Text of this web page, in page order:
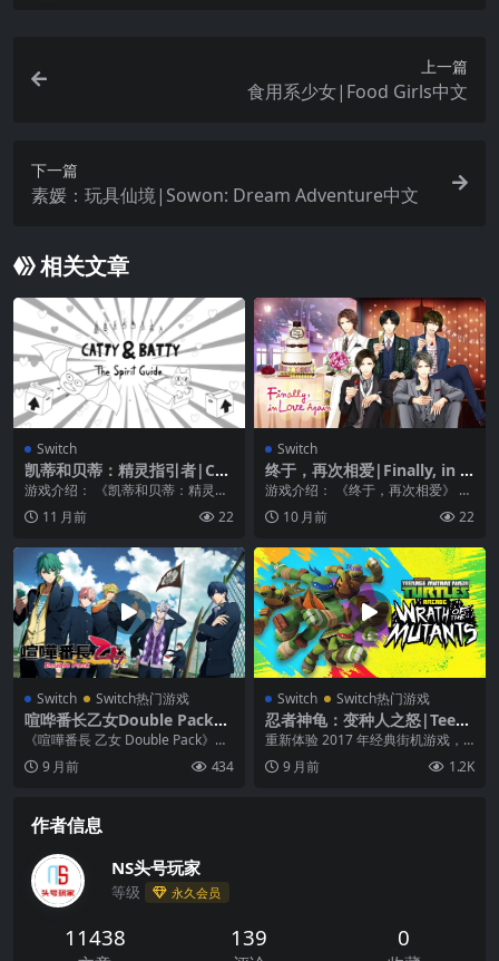
上一篇
食用系少女|Food Girls中文
下一篇
素媛：玩具仙境|Sowon: Dream Adventure中文
相关文章
Switch
凯蒂和贝蒂：精灵指引者|Cat
ty & Batty: The Spirit Guide
游戏介绍： 《凯蒂和贝蒂：精灵指
引者》是一款休闲沙发合作益智游
戏，灵感来自旅鼠和...
11 月前 22
Switch
终于，再次相爱|Finally, in L
ove Again
游戏介绍： 《终于，再次相爱》 生
日快乐你的礼物？爱，十年来的第
一次！ 故事： ...
10 月前 22
Switch Switch热门游戏
喧哗番长乙女Double Pack中
文
《喧嘩番長 乙女 Double Pack》是
一款2024年发布的乙女游戏。 不
仅...9 月前 434
Switch Switch热门游戏
忍者神龟：变种人之怒|Teena
ge Mutant Ninja Turtles Ar
s
重新体验 2017 年经典街机游戏，
新增 3 个关卡和 6 个额外的 Boss ...
9 月前 1.2K
作者信息
NS头号玩家
等级 永久会员
11438 139 0